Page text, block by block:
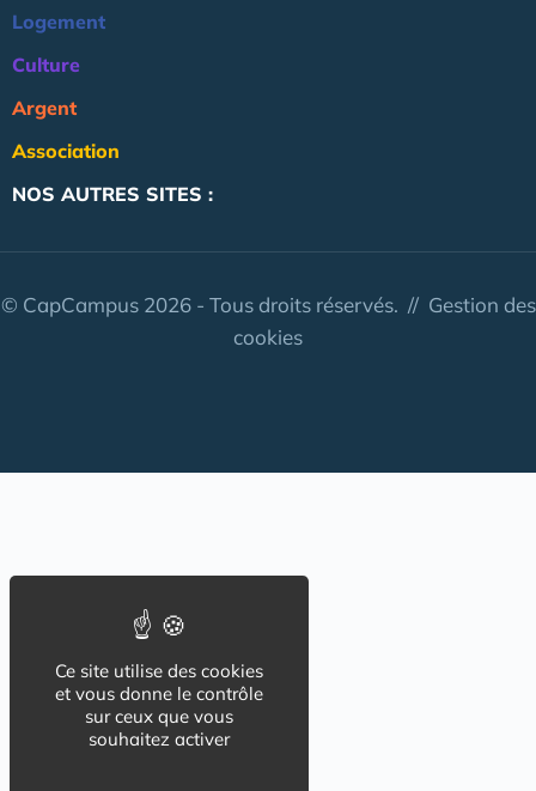
Logement
Culture
Argent
Association
NOS AUTRES SITES :
© CapCampus 2026 - Tous droits réservés. // Gestion des
cookies
Ce site utilise des cookies
et vous donne le contrôle
sur ceux que vous
souhaitez activer